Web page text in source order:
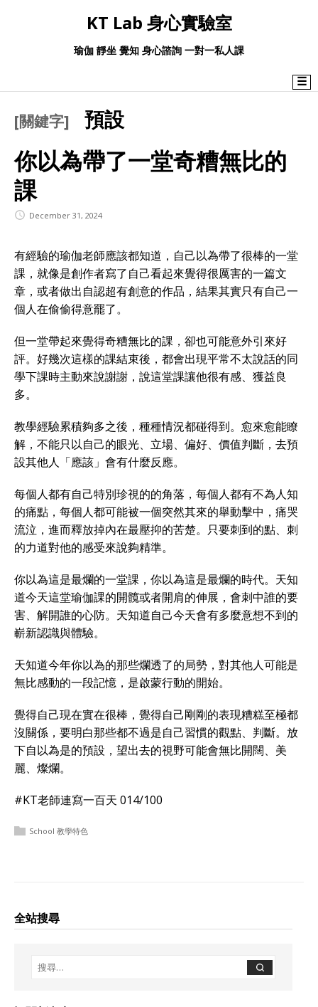
KT Lab 身心實驗室
瑜伽 靜坐 覺知 身心諮詢 一對一私人課
☰
[關鍵字] 預設
你以為帶了一堂奇糟無比的
課
December 31, 2024
有經驗的瑜伽老師應該都知道，自己以為帶了很棒的一堂
課，就像是創作者寫了自己看起來覺得很厲害的一篇文
章，或者做出自認超有創意的作品，結果其實只有自己一
個人在偷偷得意罷了。
但一堂帶起來覺得奇糟無比的課，卻也可能意外引來好
評。好幾次這樣的課結束後，都會出現平常不太說話的同
學下課時主動來說謝謝，說這堂課讓他很有感、獲益良
多。
教學經驗累積夠多之後，種種情況都碰得到。愈來愈能瞭
解，不能只以自己的眼光、立場、偏好、價值判斷，去預
設其他人「應該」會有什麼反應。
每個人都有自己特別珍視的的角落，每個人都有不為人知
的痛點，每個人都可能被一個突然其來的舉動擊中，痛哭
流泣，進而釋放掉內在最壓抑的苦楚。只要刺到的點、刺
的力道對他的感受來說夠精準。
你以為這是最爛的一堂課，你以為這是最爛的時代。天知
道今天這堂瑜伽課的開髖或者開肩的伸展，會刺中誰的要
害、解開誰的心防。天知道自己今天會有多麼意想不到的
嶄新認識與體驗。
天知道今年你以為的那些爛透了的局勢，對其他人可能是
無比感動的一段記憶，是啟蒙行動的開始。
覺得自己現在實在很棒，覺得自己剛剛的表現糟糕至極都
沒關係，要明白那些都不過是自己習慣的觀點、判斷。放
下自以為是的預設，望出去的視野可能會無比開闊、美
麗、燦爛。
#KT老師連寫一百天 014/100
School 教學特色
全站搜尋